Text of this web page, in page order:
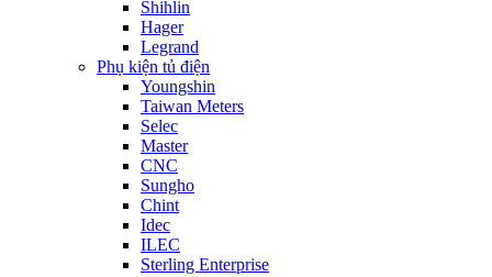
Shihlin
Hager
Legrand
Phụ kiện tủ điện
Youngshin
Taiwan Meters
Selec
Master
CNC
Sungho
Chint
Idec
ILEC
Sterling Enterprise